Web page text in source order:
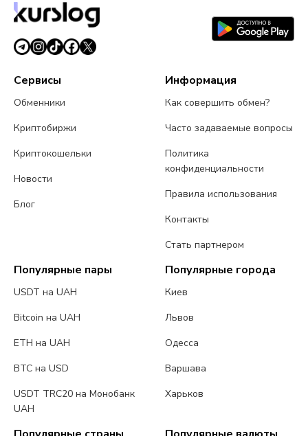
Сервисы
Обменники
Криптобиржи
Криптокошельки
Новости
Блог
Информация
Как совершить обмен?
Часто задаваемые вопросы
Политика
конфиденциальности
Правила использования
Контакты
Стать партнером
Популярные пары
USDT на UAH
Bitcoin на UAH
ETH на UAH
BTC на USD
USDT TRC20 на Монобанк
UAH
Популярные города
Киев
Львов
Одесса
Варшава
Харьков